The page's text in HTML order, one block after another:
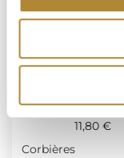
2024 0.75 L
11,80 €
Corbières